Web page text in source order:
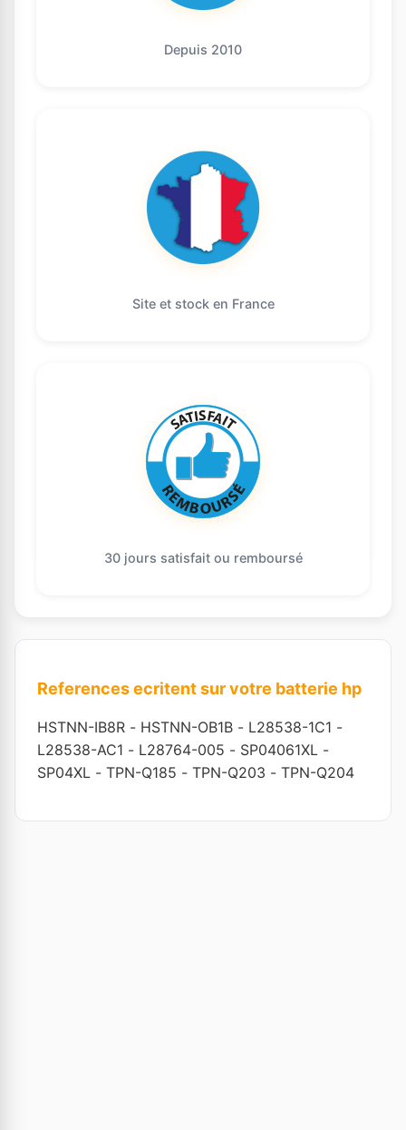
Depuis 2010
Site et stock en France
30 jours satisfait ou remboursé
References ecritent sur votre batterie hp
HSTNN-IB8R - HSTNN-OB1B - L28538-1C1 -
L28538-AC1 - L28764-005 - SP04061XL -
SP04XL - TPN-Q185 - TPN-Q203 - TPN-Q204